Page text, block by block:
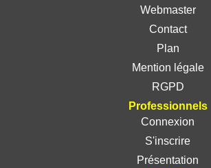
Webmaster
Contact
Plan
Mention légale
RGPD
Professionnels
Connexion
S'inscrire
Présentation